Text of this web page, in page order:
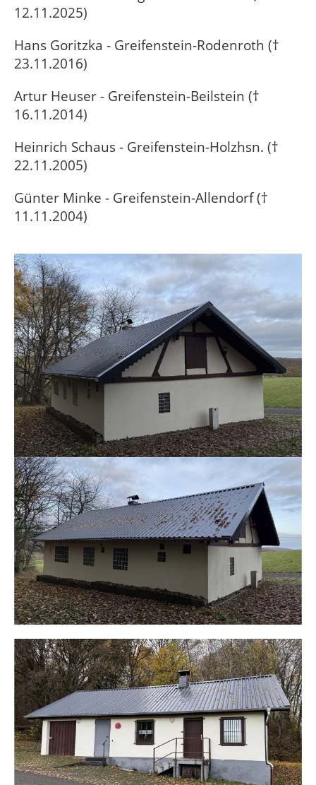
12.11.2025)
Hans Goritzka - Greifenstein-Rodenroth (†
23.11.2016)
Artur Heuser - Greifenstein-Beilstein (†
16.11.2014)
Heinrich Schaus - Greifenstein-Holzhsn. (†
22.11.2005)
Günter Minke - Greifenstein-Allendorf (†
11.11.2004)